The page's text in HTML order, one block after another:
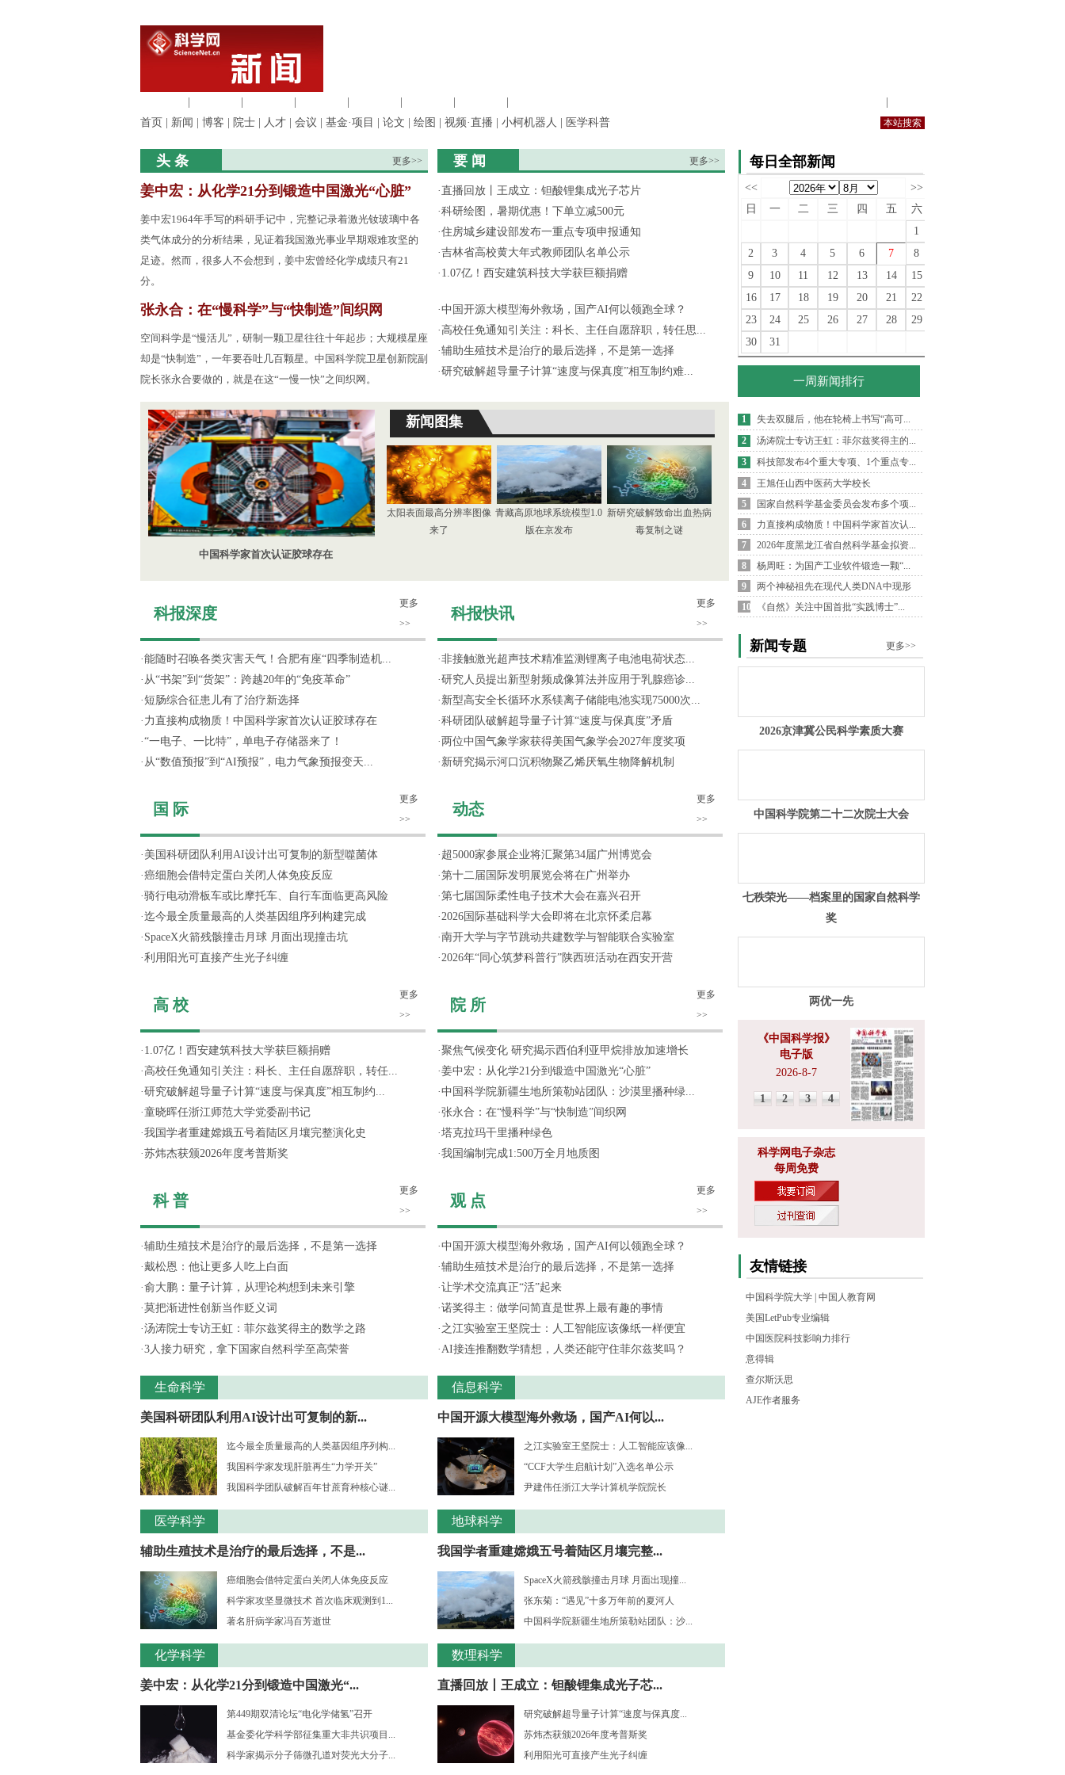
首页
新闻 博客 院士 人才 会议 基金·项目 论文 绘图 视频·直播 小柯机器人 医学科普
头 条 更多>>
姜中宏：从化学21分到锻造中国激光“心脏”
姜中宏1964年手写的科研手记中，完整记录着激光钕玻璃中各
类气体成分的分析结果，见证着我国激光事业早期艰难攻坚的
足迹。然而，很多人不会想到，姜中宏曾经化学成绩只有21
分。
张永合：在“慢科学”与“快制造”间织网
空间科学是“慢活儿”，研制一颗卫星往往十年起步；大规模星座
却是“快制造”，一年要吞吐几百颗星。中国科学院卫星创新院副
院长张永合要做的，就是在这“一慢一快”之间织网。
要 闻 更多>>
·直播回放丨王成立：钽酸锂集成光子芯片
·科研绘图，暑期优惠！下单立减500元
·住房城乡建设部发布一重点专项申报通知
·吉林省高校黄大年式教师团队名单公示
· 1.07亿！西安建筑科技大学获巨额捐赠
·中国开源大模型海外救场，国产AI何以领跑全球？
· 高校任免通知引关注：科长、主任自愿辞职，转任思...
·辅助生殖技术是治疗的最后选择，不是第一选择
·研究破解超导量子计算“速度与保真度”相互制约难...
中国科学家首次认证胶球存在
新闻图集
太阳表面最高分辨率图像
来了
青藏高原地球系统模型1.0
版在京发布
新研究破解致命出血热病
毒复制之谜
科报深度
更多
>>
·能随时召唤各类灾害天气！合肥有座“四季制造机...
· 从“书架”到“货架”：跨越20年的“免疫革命”
· 短肠综合征患儿有了治疗新选择
· 力直接构成物质！中国科学家首次认证胶球存在
·“一电子、一比特”，单电子存储器来了！
· 从“数值预报”到“AI预报”，电力气象预报变天...
国 际
更多
>>
· 美国科研团队利用AI设计出可复制的新型噬菌体
·癌细胞会借特定蛋白关闭人体免疫反应
·骑行电动滑板车或比摩托车、自行车面临更高风险
·迄今最全质量最高的人类基因组序列构建完成
· SpaceX火箭残骸撞击月球 月面出现撞击坑
·利用阳光可直接产生光子纠缠
高 校
更多
>>
· 1.07亿！西安建筑科技大学获巨额捐赠
· 高校任免通知引关注：科长、主任自愿辞职，转任...
·研究破解超导量子计算“速度与保真度”相互制约...
·童晓晖任浙江师范大学党委副书记
·我国学者重建嫦娥五号着陆区月壤完整演化史
·苏炜杰获颁2026年度考普斯奖
科 普
更多
>>
·辅助生殖技术是治疗的最后选择，不是第一选择
·戴松恩：他让更多人吃上白面
·俞大鹏：量子计算，从理论构想到未来引擎
·莫把渐进性创新当作贬义词
·汤涛院士专访王虹：菲尔兹奖得主的数学之路
·3人接力研究，拿下国家自然科学至高荣誉
生命科学
美国科研团队利用AI设计出可复制的新...
迄今最全质量最高的人类基因组序列构...
我国科学家发现肝脏再生“力学开关”
我国科学团队破解百年甘蔗育种核心谜...
医学科学
辅助生殖技术是治疗的最后选择，不是...
癌细胞会借特定蛋白关闭人体免疫反应
科学家攻坚显微技术 首次临床观测到1...
著名肝病学家冯百芳逝世
化学科学
姜中宏：从化学21分到锻造中国激光“...
第449期双清论坛“电化学储氢”召开
基金委化学科学部征集重大非共识项目...
科学家揭示分子筛微孔道对荧光大分子...
科报快讯
更多
>>
·非接触激光超声技术精准监测锂离子电池电荷状态...
·研究人员提出新型射频成像算法并应用于乳腺癌诊...
· 新型高安全长循环水系镁离子储能电池实现75000次...
·科研团队破解超导量子计算“速度与保真度”矛盾
· 两位中国气象学家获得美国气象学会2027年度奖项
· 新研究揭示河口沉积物聚乙烯厌氧生物降解机制
动态
更多
>>
· 超5000家参展企业将汇聚第34届广州博览会
·第十二届国际发明展览会将在广州举办
·第七届国际柔性电子技术大会在嘉兴召开
·2026国际基础科学大会即将在北京怀柔启幕
·南开大学与字节跳动共建数学与智能联合实验室
·2026年“同心筑梦科普行”陕西班活动在西安开营
院 所
更多
>>
·聚焦气候变化 研究揭示西伯利亚甲烷排放加速增长
·姜中宏：从化学21分到锻造中国激光“心脏”
·中国科学院新疆生地所策勒站团队：沙漠里播种绿...
·张永合：在“慢科学”与“快制造”间织网
·塔克拉玛干里播种绿色
·我国编制完成1:500万全月地质图
观 点
更多
>>
·中国开源大模型海外救场，国产AI何以领跑全球？
·辅助生殖技术是治疗的最后选择，不是第一选择
·让学术交流真正“活”起来
·诺奖得主：做学问简直是世界上最有趣的事情
· 之江实验室王坚院士：人工智能应该像纸一样便宜
·AI接连推翻数学猜想，人类还能守住菲尔兹奖吗？
信息科学
中国开源大模型海外救场，国产AI何以...
之江实验室王坚院士：人工智能应该像...
“CCF大学生启航计划”入选名单公示
尹建伟任浙江大学计算机学院院长
地球科学
我国学者重建嫦娥五号着陆区月壤完整...
SpaceX火箭残骸撞击月球 月面出现撞...
张东菊：“遇见”十多万年前的夏河人
中国科学院新疆生地所策勒站团队：沙...
数理科学
直播回放丨王成立：钽酸锂集成光子芯...
研究破解超导量子计算“速度与保真度...
苏炜杰获颁2026年度考普斯奖
利用阳光可直接产生光子纠缠
每日全部新闻
<<
>>
日
一 二 三 四 五
六
1
2
3 4 5 6 7
8
9
10 11 12 13 14
15
16
17 18 19 20 21
22
23
24 25 26 27 28
29
30
31
一周新闻排行
1
失去双腿后，他在轮椅上书写“高可...
2
汤涛院士专访王虹：菲尔兹奖得主的...
3
科技部发布4个重大专项、1个重点专...
4
王旭任山西中医药大学校长
5
国家自然科学基金委员会发布多个项...
6
力直接构成物质！中国科学家首次认...
7
2026年度黑龙江省自然科学基金拟资...
8
杨周旺：为国产工业软件锻造一颗“...
9
两个神秘祖先在现代人类DNA中现形
10
《自然》关注中国首批“实践博士”...
新闻专题 更多>>
2026京津冀公民科学素质大赛
中国科学院第二十二次院士大会
七秩荣光——档案里的国家自然科学
奖
两优一先
《中国科学报》
电子版
2026-8-7
1 2 3 4
科学网电子杂志
每周免费
友情链接
中国科学院大学 中国人教育网
美国LetPub专业编辑
中国医院科技影响力排行
意得辑
查尔斯沃思
AJE作者服务